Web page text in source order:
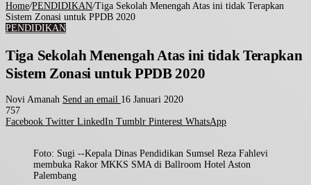
Home/PENDIDIKAN/Tiga Sekolah Menengah Atas ini tidak Terapkan
Sistem Zonasi untuk PPDB 2020
PENDIDIKAN
Tiga Sekolah Menengah Atas ini tidak Terapkan
Sistem Zonasi untuk PPDB 2020
Novi Amanah Send an email 16 Januari 2020
757
Facebook Twitter LinkedIn Tumblr Pinterest WhatsApp
Foto: Sugi --Kepala Dinas Pendidikan Sumsel Reza Fahlevi
membuka Rakor MKKS SMA di Ballroom Hotel Aston
Palembang